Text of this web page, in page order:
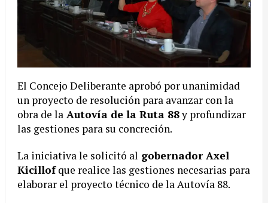
El Concejo Deliberante aprobó por unanimidad
un proyecto de resolución para avanzar con la
obra de la Autovía de la Ruta 88y profundizar
las gestiones para su concreción.
La iniciativa le solicitó al gobernador Axel
Kicillofque realice las gestiones necesarias para
elaborar el proyecto técnico de la Autovía 88.